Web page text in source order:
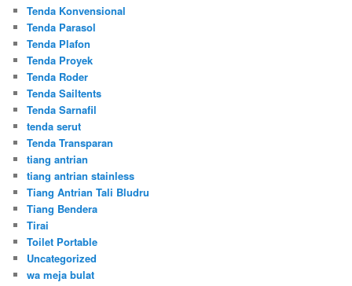
Tenda Konvensional
Tenda Parasol
Tenda Plafon
Tenda Proyek
Tenda Roder
Tenda Sailtents
Tenda Sarnafil
tenda serut
Tenda Transparan
tiang antrian
tiang antrian stainless
Tiang Antrian Tali Bludru
Tiang Bendera
Tirai
Toilet Portable
Uncategorized
wa meja bulat